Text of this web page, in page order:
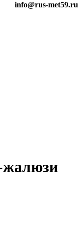
info@rus-met59.ru